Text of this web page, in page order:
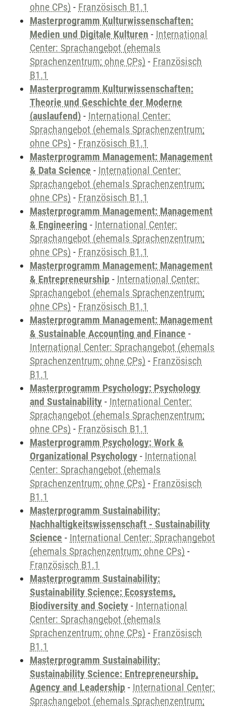
ohne CPs) - Französisch B1.1
Masterprogramm Kulturwissenschaften:
Medien und Digitale Kulturen - International
Center: Sprachangebot (ehemals
Sprachenzentrum; ohne CPs) - Französisch
B1.1
Masterprogramm Kulturwissenschaften:
Theorie und Geschichte der Moderne
(auslaufend) - International Center:
Sprachangebot (ehemals Sprachenzentrum;
ohne CPs) - Französisch B1.1
Masterprogramm Management: Management
& Data Science - International Center:
Sprachangebot (ehemals Sprachenzentrum;
ohne CPs) - Französisch B1.1
Masterprogramm Management: Management
& Engineering - International Center:
Sprachangebot (ehemals Sprachenzentrum;
ohne CPs) - Französisch B1.1
Masterprogramm Management: Management
& Entrepreneurship - International Center:
Sprachangebot (ehemals Sprachenzentrum;
ohne CPs) - Französisch B1.1
Masterprogramm Management: Management
& Sustainable Accounting and Finance -
International Center: Sprachangebot (ehemals
Sprachenzentrum; ohne CPs) - Französisch
B1.1
Masterprogramm Psychology: Psychology
and Sustainability - International Center:
Sprachangebot (ehemals Sprachenzentrum;
ohne CPs) - Französisch B1.1
Masterprogramm Psychology: Work &
Organizational Psychology - International
Center: Sprachangebot (ehemals
Sprachenzentrum; ohne CPs) - Französisch
B1.1
Masterprogramm Sustainability:
Nachhaltigkeitswissenschaft - Sustainability
Science - International Center: Sprachangebot
(ehemals Sprachenzentrum; ohne CPs) -
Französisch B1.1
Masterprogramm Sustainability:
Sustainability Science: Ecosystems,
Biodiversity and Society - International
Center: Sprachangebot (ehemals
Sprachenzentrum; ohne CPs) - Französisch
B1.1
Masterprogramm Sustainability:
Sustainability Science: Entrepreneurship,
Agency and Leadership - International Center:
Sprachangebot (ehemals Sprachenzentrum;